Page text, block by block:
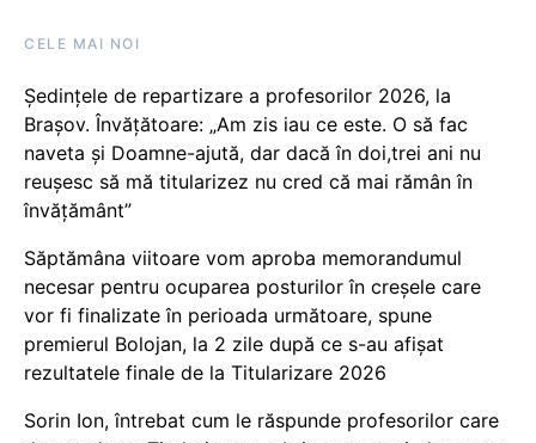
CELE MAI NOI
Ședințele de repartizare a profesorilor 2026, la
Brașov. Învățătoare: „Am zis iau ce este. O să fac
naveta și Doamne-ajută, dar dacă în doi,trei ani nu
reușesc să mă titularizez nu cred că mai rămân în
învățământ”
Săptămâna viitoare vom aproba memorandumul
necesar pentru ocuparea posturilor în creșele care
vor fi finalizate în perioada următoare, spune
premierul Bolojan, la 2 zile după ce s-au afișat
rezultatele finale de la Titularizare 2026
Sorin Ion, întrebat cum le răspunde profesorilor care